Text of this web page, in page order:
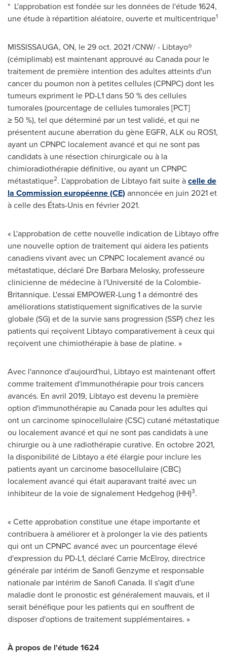
* L'approbation est fondée sur les données de l'étude 1624,
une étude à répartition aléatoire, ouverte et multicentrique1
MISSISSAUGA, ON, le29 oct. 2021/CNW/ - Libtayo®
(cémiplimab) est maintenant approuvé au Canada pour le
traitement de première intention des adultes atteints d'un
cancer du poumon non à petites cellules (CPNPC) dont les
tumeurs expriment le PD-L1 dans 50 % des cellules
tumorales (pourcentage de cellules tumorales [PCT]
≥ 50 %), tel que déterminé par un test validé, et qui ne
présentent aucune aberration du gène EGFR, ALK ou ROS1,
ayant un CPNPC localement avancé et qui ne sont pas
candidats à une résection chirurgicale ou à la
chimioradiothérapie définitive, ou ayant un CPNPC
métastatique2. L'approbation de Libtayo fait suite àcelle de
la Commission européenne (CE) annoncée en juin 2021 et
à celle des États-Unis en février 2021.
« L'approbation de cette nouvelle indication de Libtayo offre
une nouvelle option de traitement qui aidera les patients
canadiens vivant avec un CPNPC localement avancé ou
métastatique, déclaré Dre Barbara Melosky, professeure
clinicienne de médecine à l'Université de la Colombie-
Britannique. L'essai EMPOWER-Lung 1 a démontré des
améliorations statistiquement significatives de la survie
globale (SG) et de la survie sans progression (SSP) chez les
patients qui reçoivent Libtayo comparativement à ceux qui
reçoivent une chimiothérapie à base de platine. »
Avec l'annonce d'aujourd'hui, Libtayo est maintenant offert
comme traitement d'immunothérapie pour trois cancers
avancés. En avril 2019, Libtayo est devenu la première
option d'immunothérapie au Canada pour les adultes qui
ont un carcinome spinocellulaire (CSC) cutané métastatique
ou localement avancé et qui ne sont pas candidats à une
chirurgie ou à une radiothérapie curative. En octobre 2021,
la disponibilité de Libtayo a été élargie pour inclure les
patients ayant un carcinome basocellulaire (CBC)
localement avancé qui était auparavant traité avec un
inhibiteur de la voie de signalement Hedgehog (HH)3.
« Cette approbation constitue une étape importante et
contribuera à améliorer et à prolonger la vie des patients
qui ont un CPNPC avancé avec un pourcentage élevé
d'expression du PD-L1, déclaré Carrie McElroy, directrice
générale par intérim de Sanofi Genzyme et responsable
nationale par intérim de Sanofi Canada. Il s'agit d'une
maladie dont le pronostic est généralement mauvais, et il
serait bénéfique pour les patients qui en souffrent de
disposer d'options de traitement supplémentaires. »
À propos de l'étude 1624